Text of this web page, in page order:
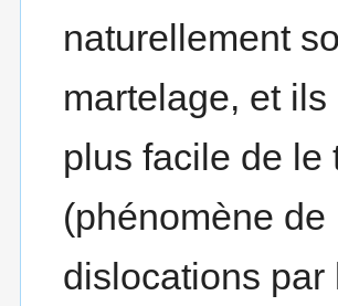
naturellement
martelage, et
plus facile de le
(phénomène
dislocations par